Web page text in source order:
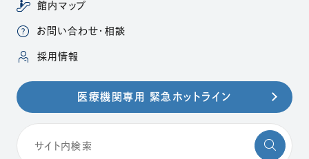
館内マップ
お問い合わせ・相談
採用情報
医療機関専用 緊急ホットライン